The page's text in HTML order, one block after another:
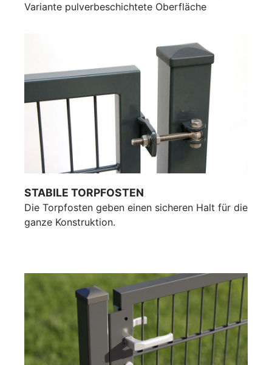
Variante pulverbeschichtete Oberfläche
STABILE TORPFOSTEN
Die Torpfosten geben einen sicheren Halt für die
ganze Konstruktion.